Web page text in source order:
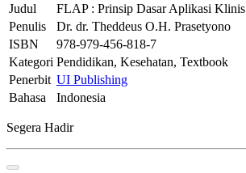
Judul
FLAP : Prinsip Dasar Aplikasi Klinis
Penulis
Dr. dr. Theddeus O.H. Prasetyono
ISBN
978-979-456-818-7
Kategori Pendidikan, Kesehatan, Textbook
Penerbit UI Publishing
Bahasa
Indonesia
Segera Hadir